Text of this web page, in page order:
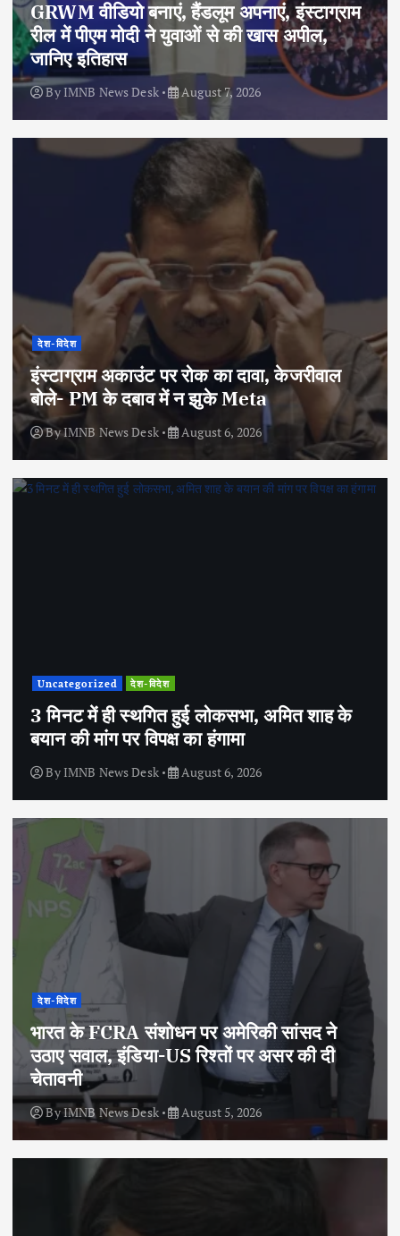
GRWM वीडियो बनाएं, हैंडलूम अपनाएं, इंस्टाग्राम
रील में पीएम मोदी ने युवाओं से की खास अपील,
जानिए इतिहास
By IMNB News Desk August 7, 2026
देश-विदेश
इंस्टाग्राम अकाउंट पर रोक का दावा, केजरीवाल
बोले- PM के दबाव में न झुके Meta
ByIMNB News Desk August 6, 2026
Uncategorized देश-विदेश
3 मिनट में ही स्थगित हुई लोकसभा, अमित शाह के
बयान की मांग पर विपक्ष का हंगामा
By IMNB News Desk August 6, 2026
देश-विदेश
भारत के FCRA संशोधन पर अमेरिकी सांसद ने
उठाए सवाल, इंडिया-US रिश्तों पर असर की दी
चेतावनी
ByIMNB News Desk August 5, 2026